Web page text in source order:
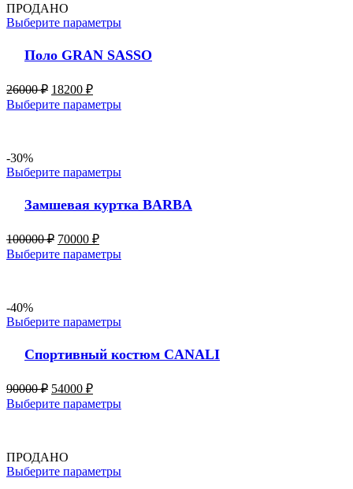
ПРОДАНО
Выберите параметры
Поло GRAN SASSO
26000₽ 18200 ₽
Выберите параметры
-30%
Выберите параметры
Замшевая куртка BARBA
100000₽ 70000 ₽
Выберите параметры
-40%
Выберите параметры
Спортивный костюм CANALI
90000₽ 54000 ₽
Выберите параметры
ПРОДАНО
Выберите параметры